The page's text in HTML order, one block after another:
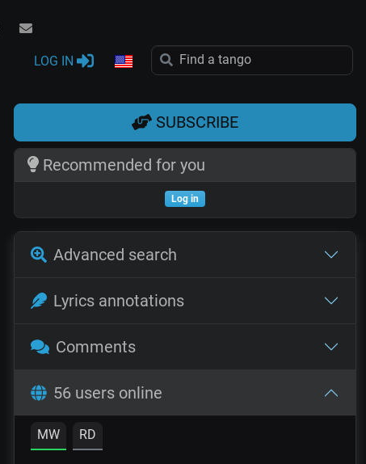
LOG IN
SUBSCRIBE
Recommended for you
Log in
Advanced search
Lyrics annotations
Comments
56 users online
MW RD